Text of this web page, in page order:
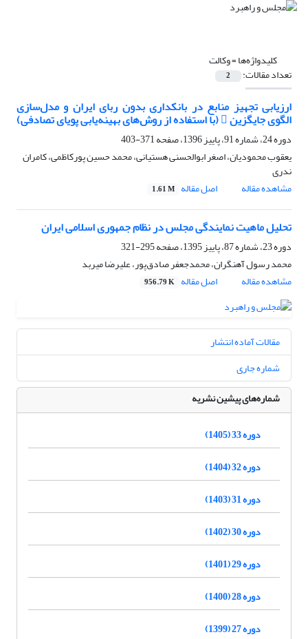
کلیدواژه‌ها =وکالت
تعداد مقالات: 2
ارزیابی تجهیز منابع در بانکداری بدون ربای ایران و مدل‌سازی
الگوی جایگزین  (با استفاده از روش‌های بهینه‌یابی پویای تصادفی)
دوره 24، شماره 91، پاییز 1396، صفحه
371-403
یعقوب محمودیان، اصغر ابوالحسنی هستیانی، محمد حسین پورکاظمی، کامران
ندری
مشاهده مقاله
اصل مقاله 1.61 M
تحلیل ماهیت نمایندگی مجلس در نظام جمهوری اسلامی ایران
دوره 23، شماره 87، پاییز 1395، صفحه
295-321
محمد رسول آهنگران، محمدجعفر صادق‌پور، علیرضا میربد
مشاهده مقاله
اصل مقاله 956.79 K
مقالات آماده انتشار
شماره جاری
شماره‌های پیشین نشریه
دوره 33 (1405)
دوره 32 (1404)
دوره 31 (1403)
دوره 30 (1402)
دوره 29 (1401)
دوره 28 (1400)
دوره 27 (1399)